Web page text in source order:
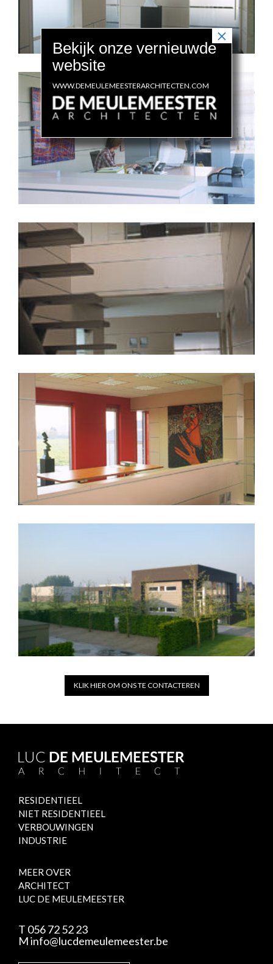
KLIK HIER OM ONS TE CONTACTEREN
RESIDENTIEEL
NIET RESIDENTIEEL
VERBOUWINGEN
INDUSTRIE
MEER OVER
ARCHITECT
LUC DE MEULEMEESTER
T 056 72 52 23
Minfo@lucdemeulemeester.be
WWW.DEMEULEMEESTERARCHITECTEN.COM